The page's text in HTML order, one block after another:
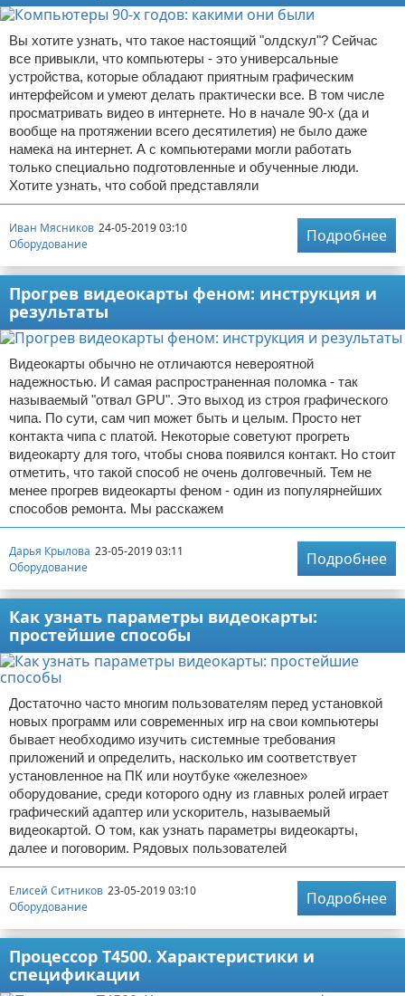
Вы хотите узнать, что такое настоящий "олдскул"? Сейчас
все привыкли, что компьютеры - это универсальные
устройства, которые обладают приятным графическим
интерфейсом и умеют делать практически все. В том числе
просматривать видео в интернете. Но в начале 90-х (да и
вообще на протяжении всего десятилетия) не было даже
намека на интернет. А с компьютерами могли работать
только специально подготовленные и обученные люди.
Хотите узнать, что собой представляли
Иван Мясников 24-05-2019 03:10
Оборудование
Подробнее
Прогрев видеокарты феном: инструкция и
результаты
Видеокарты обычно не отличаются невероятной
надежностью. И самая распространенная поломка - так
называемый "отвал GPU". Это выход из строя графического
чипа. По сути, сам чип может быть и целым. Просто нет
контакта чипа с платой. Некоторые советуют прогреть
видеокарту для того, чтобы снова появился контакт. Но стоит
отметить, что такой способ не очень долговечный. Тем не
менее прогрев видеокарты феном - один из популярнейших
способов ремонта. Мы расскажем
Дарья Крылова 23-05-2019 03:11
Оборудование
Подробнее
Как узнать параметры видеокарты:
простейшие способы
Достаточно часто многим пользователям перед установкой
новых программ или современных игр на свои компьютеры
бывает необходимо изучить системные требования
приложений и определить, насколько им соответствует
установленное на ПК или ноутбуке «железное»
оборудование, среди которого одну из главных ролей играет
графический адаптер или ускоритель, называемый
видеокартой. О том, как узнать параметры видеокарты,
далее и поговорим. Рядовых пользователей
Елисей Ситников 23-05-2019 03:10
Оборудование
Подробнее
Процессор T4500. Характеристики и
спецификации